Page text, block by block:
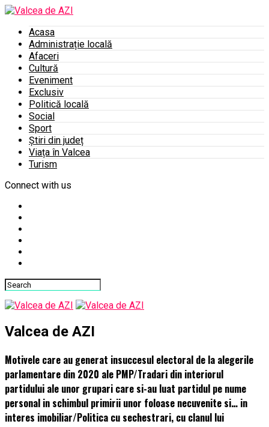
Acasa
Administrație locală
Afaceri
Cultură
Eveniment
Exclusiv
Politică locală
Social
Sport
Știri din județ
Viața în Valcea
Turism
Connect with us
Valcea de AZI
Motivele care au generat insuccesul electoral de la alegerile
parlamentare din 2020 ale PMP/Tradari din interiorul
partidului ale unor grupari care si-au luat partidul pe nume
personal in schimbul primirii unor foloase necuvenite si… in
interes imobiliar/Politica cu sechestrari, cu clanul lui